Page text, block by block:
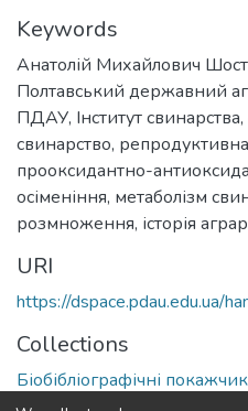
Keywords
Анатолій Михайлович
Полтавський державний
ПДАУ, Інститут свинарства,
свинарство,
прооксидантно-
осіменіння, метаболізм
розмноження, історія
URI
https://dspace.pdau.edu.ua/
Collections
Біобібліографічні